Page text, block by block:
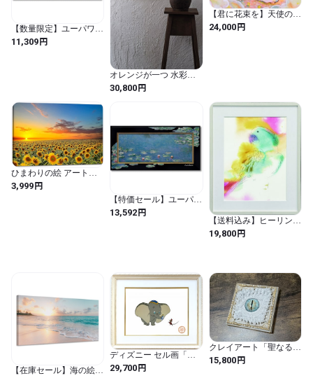
【数量限定】ユーパワー
ビッグアートフレーム
～名画ハイグロスシリー
11,309円
オレンジが一つ 水彩画
額縁-antique watercolor
painting frame
30,800円
【君に花束を】天使の絵
エンジェルアート 光の
アート 虹色アート 額付
24,000円
ひまわりの絵 アートパ
ネル 向日葵 黄色い絵 ポ
スター 風景画 絵画 イン
3,999円
【特価セール】ユーパワ
ー ビッグアートフレー
ム 〜名画ハイグロスシ
13,592円
【送料込み】ヒーリング
アート Kristine Hegre
Paradise Parrot とまり木
ト 鳥のアート 北欧デザ
イン 抽象絵画 インテリ
アアート 壁掛けアート
アートポスター モダン
インテリア アート作品
絵画販売 ギャラリー展
示 高級インテリア 北欧
アーティスト 水彩アー
ト 癒し空間 リビングア
ート プレゼント ギフト
19,800円
【在庫セール】海の絵
ディズニー セル画「ダ
ンボ」額縁2種選択可 展
示用フック付 インテリ
29,700円
クレイアート「聖なるド
ラゴンアイレリーフ」
15,800円